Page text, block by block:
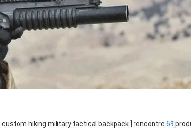
hiking military tactical backpack ] rencontre 69